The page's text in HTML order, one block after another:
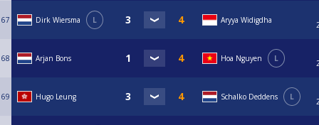
67 Dirk Wiersma L Aryya Widigdha
68 Arjan Bons Hoa Nguyen L
69 Hugo Leung Schalko Deddens L